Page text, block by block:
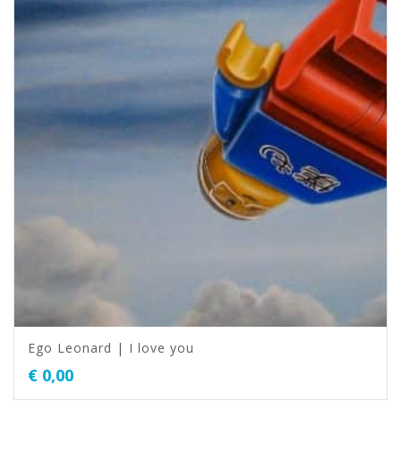
Ego Leonard | I love you
€ 0,00